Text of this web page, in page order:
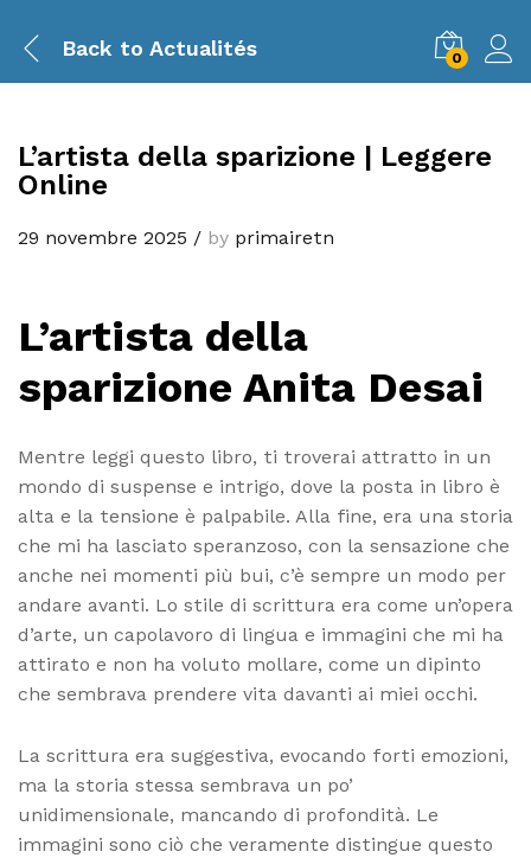
Back to Actualités 0
L’artista della sparizione | Leggere
Online
29 novembre 2025 / by primairetn
L’artista della
sparizione Anita Desai
Mentre leggi questo libro, ti troverai attratto in un
mondo di suspense e intrigo, dove la posta in libro è
alta e la tensione è palpabile. Alla fine, era una storia
che mi ha lasciato speranzoso, con la sensazione che
anche nei momenti più bui, c’è sempre un modo per
andare avanti. Lo stile di scrittura era come un’opera
d’arte, un capolavoro di lingua e immagini che mi ha
attirato e non ha voluto mollare, come un dipinto
che sembrava prendere vita davanti ai miei occhi.
La scrittura era suggestiva, evocando forti emozioni,
ma la storia stessa sembrava un po’
unidimensionale, mancando di profondità. Le
immagini sono ciò che veramente distingue questo